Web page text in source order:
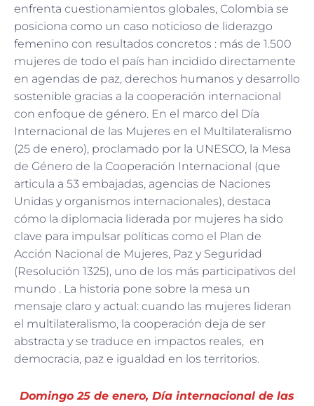
enfrenta cuestionamientos globales, Colombia se
posiciona como un caso noticioso de liderazgo
femenino con resultados concretos : más de 1.500
mujeres de todo el país han incidido directamente
en agendas de paz, derechos humanos y desarrollo
sostenible gracias a la cooperación internacional
con enfoque de género. En el marco del Día
Internacional de las Mujeres en el Multilateralismo
(25 de enero), proclamado por la UNESCO, la Mesa
de Género de la Cooperación Internacional (que
articula a 53 embajadas, agencias de Naciones
Unidas y organismos internacionales), destaca
cómo la diplomacia liderada por mujeres ha sido
clave para impulsar políticas como el Plan de
Acción Nacional de Mujeres, Paz y Seguridad
(Resolución 1325), uno de los más participativos del
mundo . La historia pone sobre la mesa un
mensaje claro y actual: cuando las mujeres lideran
el multilateralismo, la cooperación deja de ser
abstracta y se traduce en impactos reales, en
democracia, paz e igualdad en los territorios.
Domingo 25 de enero, Día internacional de las